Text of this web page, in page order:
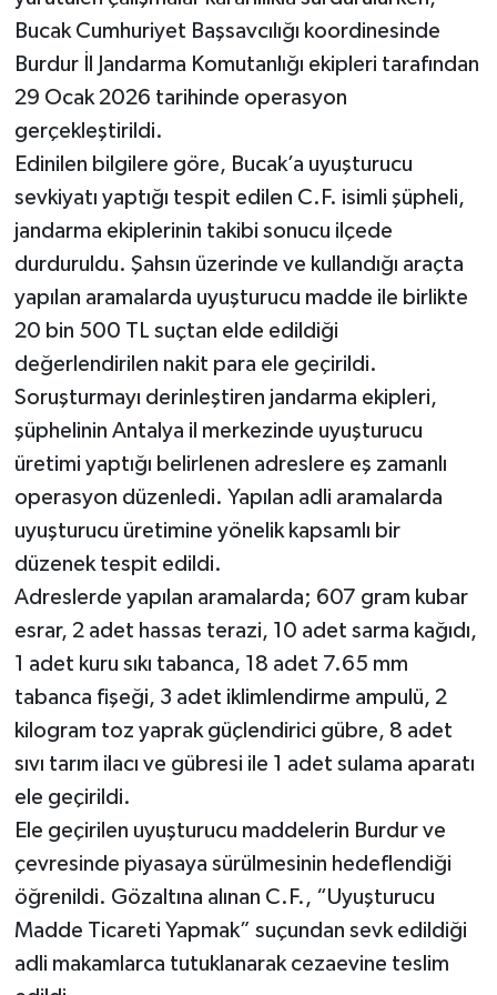
Bucak Cumhuriyet Başsavcılığı koordinesinde
Burdur İl Jandarma Komutanlığı ekipleri tarafından
29 Ocak 2026 tarihinde operasyon
gerçekleştirildi.
Edinilen bilgilere göre, Bucak’a uyuşturucu
sevkiyatı yaptığı tespit edilen C.F. isimli şüpheli,
jandarma ekiplerinin takibi sonucu ilçede
durduruldu. Şahsın üzerinde ve kullandığı araçta
yapılan aramalarda uyuşturucu madde ile birlikte
20 bin 500 TL suçtan elde edildiği
değerlendirilen nakit para ele geçirildi.
Soruşturmayı derinleştiren jandarma ekipleri,
şüphelinin Antalya il merkezinde uyuşturucu
üretimi yaptığı belirlenen adreslere eş zamanlı
operasyon düzenledi. Yapılan adli aramalarda
uyuşturucu üretimine yönelik kapsamlı bir
düzenek tespit edildi.
Adreslerde yapılan aramalarda; 607 gram kubar
esrar, 2 adet hassas terazi, 10 adet sarma kağıdı,
1 adet kuru sıkı tabanca, 18 adet 7.65 mm
tabanca fişeği, 3 adet iklimlendirme ampulü, 2
kilogram toz yaprak güçlendirici gübre, 8 adet
sıvı tarım ilacı ve gübresi ile 1 adet sulama aparatı
ele geçirildi.
Ele geçirilen uyuşturucu maddelerin Burdur ve
çevresinde piyasaya sürülmesinin hedeflendiği
öğrenildi. Gözaltına alınan C.F., “Uyuşturucu
Madde Ticareti Yapmak” suçundan sevk edildiği
adli makamlarca tutuklanarak cezaevine teslim